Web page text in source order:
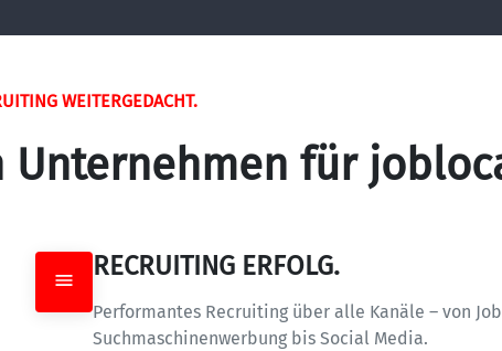
WEITERGEDACHT.
Unternehmen für
RECRUITING ERFOLG.
Performantes Recruiting über alle Kanäle – von
Suchmaschinenwerbung bis Social Media.